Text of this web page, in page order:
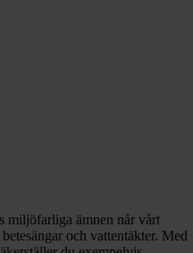
miljöfarliga ämnen når vårt
och vattentäkter. Med